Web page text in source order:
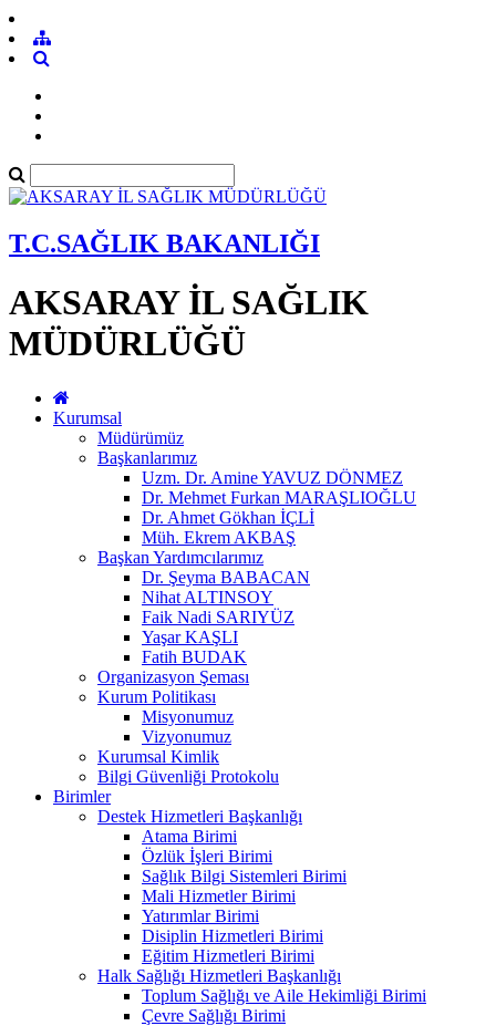
T.C.SAĞLIK BAKANLIĞI
AKSARAY İL SAĞLIK
MÜDÜRLÜĞÜ
Kurumsal
Müdürümüz
Başkanlarımız
Uzm. Dr. Amine YAVUZ DÖNMEZ
Dr. Mehmet Furkan MARAŞLIOĞLU
Dr. Ahmet Gökhan İÇLİ
Müh. Ekrem AKBAŞ
Başkan Yardımcılarımız
Dr. Şeyma BABACAN
Nihat ALTINSOY
Faik Nadi SARIYÜZ
Yaşar KAŞLI
Fatih BUDAK
Organizasyon Şeması
Kurum Politikası
Misyonumuz
Vizyonumuz
Kurumsal Kimlik
Bilgi Güvenliği Protokolu
Birimler
Destek Hizmetleri Başkanlığı
Atama Birimi
Özlük İşleri Birimi
Sağlık Bilgi Sistemleri Birimi
Mali Hizmetler Birimi
Yatırımlar Birimi
Disiplin Hizmetleri Birimi
Eğitim Hizmetleri Birimi
Halk Sağlığı Hizmetleri Başkanlığı
Toplum Sağlığı ve Aile Hekimliği Birimi
Çevre Sağlığı Birimi